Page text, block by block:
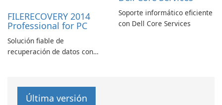
FILERECOVERY 2014
Professional for PC
Solución fiable de
recuperación de datos con
Soporte informático eficiente
con Dell Core Services
Última versión